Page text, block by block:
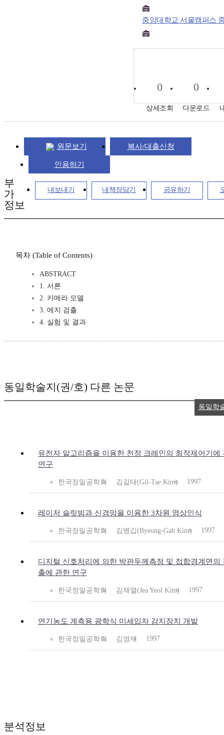
중앙대학교 서울캠퍼스
0
상세조회
0
다운로드
원문보기 복사/대출신청
인용하기
내보내기 내책장담기 공유하기
부
가
정보
목차 (Table of Contents)
ABSTRACT
1. 서론
2. 카메라 모델
3. 에지 검출
4. 실험 및 결과
동일학술지(권/호) 다른 논문
유전자 알고리즘을 이용한 천정 크레인의 최적제어기에
연구
한국정밀공학회 김길태(Gil-Tae Kim) 1997
레이저 슬릿빔과 신경망을 이용한 3차원 영상인식
한국정밀공학회 김병갑(Byeong-Gab Kim) 1997
디지털 신호처리에 의한 박판두께측정 및 접합경계면의
출에 관한 연구
한국정밀공학회 김재열(Jea Yeol Kim) 1997
연기농도 계측용 광학식 미세입자 감지장치 개발
한국정밀공학회 김영재 1997
동일학
분석정보